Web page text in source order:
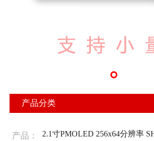
产品分类
产品：
2.1寸PMOLED 256x64分辨率